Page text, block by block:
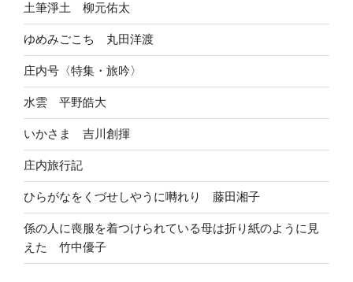
土筆淨土 柳元佑太
ゆめみごこち 丸田洋渡
庄内号〈特集・旅吟〉
水雲 平野皓大
いかさま 吉川創揮
庄内旅行記
ひらがなをくづせしやうに囀れり 藤田湘子
係の人に喪服を着つけられている母は折り紙のように見
えた 竹中優子